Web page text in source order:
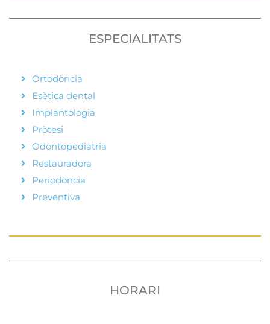
ESPECIALITATS
Ortodòncia
Esètica dental
Implantologia
Pròtesi
Odontopediatria
Restauradora
Periodòncia
Preventiva
HORARI